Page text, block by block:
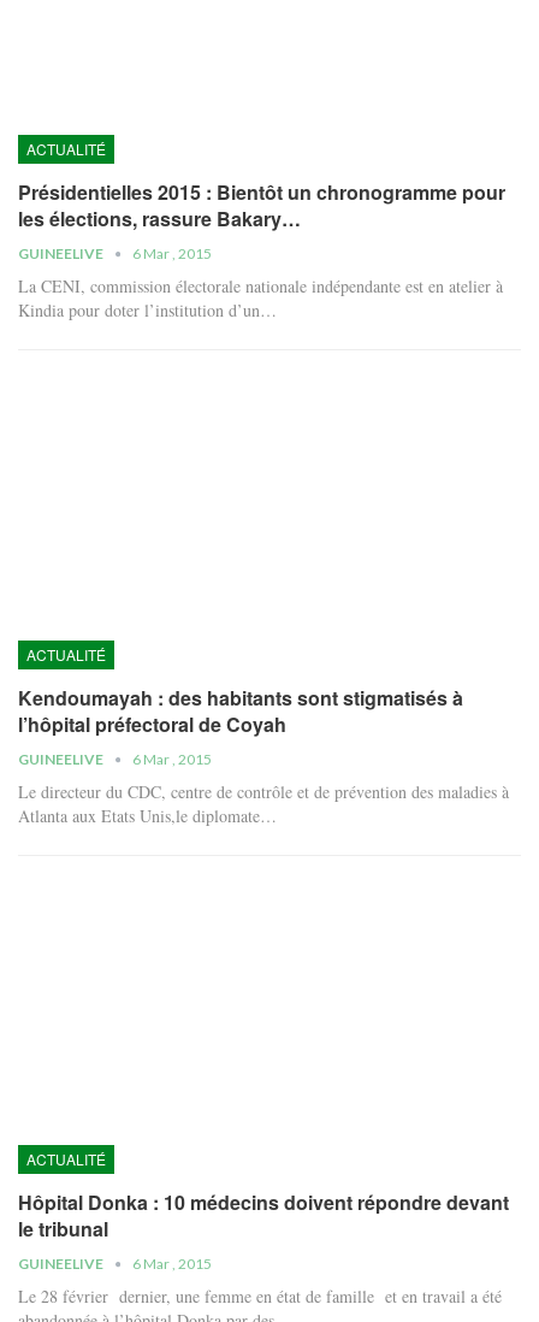
ACTUALITÉ
Présidentielles 2015 : Bientôt un chronogramme pour
les élections, rassure Bakary…
GUINEELIVE 6 Mar , 2015
La CENI, commission électorale nationale indépendante est en atelier à
Kindia pour doter l’institution d’un…
ACTUALITÉ
Kendoumayah : des habitants sont stigmatisés à
l’hôpital préfectoral de Coyah
GUINEELIVE 6 Mar , 2015
Le directeur du CDC, centre de contrôle et de prévention des maladies à
Atlanta aux Etats Unis,le diplomate…
ACTUALITÉ
Hôpital Donka : 10 médecins doivent répondre devant
le tribunal
GUINEELIVE 6 Mar , 2015
Le 28 février dernier, une femme en état de famille et en travail a été